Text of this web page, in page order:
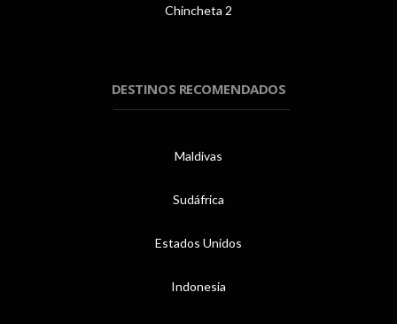
Chincheta 2
DESTINOS RECOMENDADOS
Maldivas
Sudáfrica
Estados Unidos
Indonesia